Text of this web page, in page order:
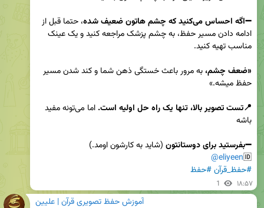
➖اگه احساس می‌کنید که چشم هاتون ضعیف شده
«ضعف چشم،
📍تست تصویر بالا، تنها یک راه حل اولیه است.
➖بفرستید برای دوستانتون
🆔
@eliyeen
#حفظ_قرآن#حفظ
1 ۱۸:۵۷
آموزش حفظ تصویری قرآن | علیین